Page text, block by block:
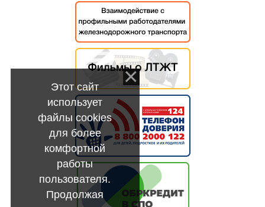
Этот сайт
использует
файлы cookies
для более
комфортной
работы
пользователя.
Продолжая